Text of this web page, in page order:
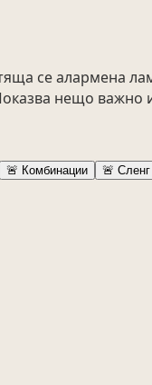
се алармена
нещо важно
🚨 Комбинации 🚨 Сленг